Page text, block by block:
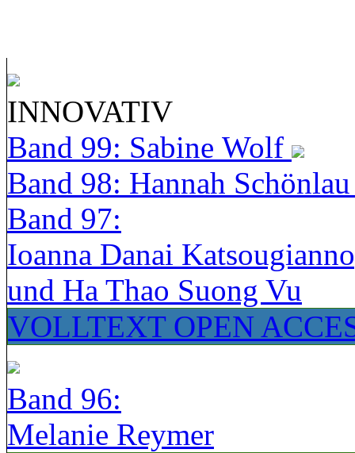
INNOVATIV
Band 99: Sabine Wolf
Band 98: Hannah
Band 97:
Ioanna Danai
und Ha Thao Suong Vu
VOLLTEXT OPEN
Band 96:
Melanie Reymer